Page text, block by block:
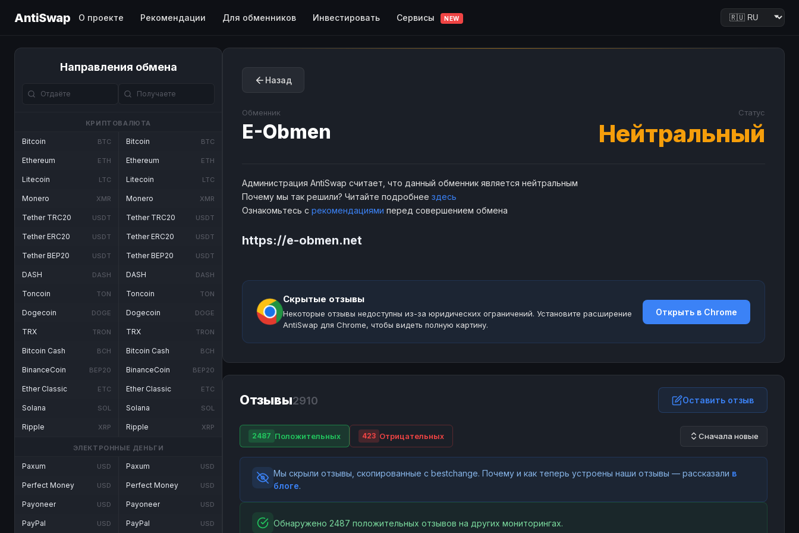
AntiSwap О проекте Рекомендации Для обменников Инвестировать Сервисы NEW
Направления обмена
КРИПТОВАЛЮТА
Bitcoin BTC
Ethereum ETH
Litecoin LTC
Monero XMR
Tether TRC20 USDT
Tether ERC20 USDT
Tether BEP20 USDT
DASH DASH
Toncoin TON
Dogecoin DOGE
TRX TRON
Bitcoin Cash BCH
BinanceCoin BEP20
Ether Classic ETC
Solana SOL
Ripple XRP
Bitcoin BTC
Ethereum ETH
Litecoin LTC
Monero XMR
Tether TRC20 USDT
Tether ERC20 USDT
Tether BEP20 USDT
DASH DASH
Toncoin TON
Dogecoin DOGE
TRX TRON
Bitcoin Cash BCH
BinanceCoin BEP20
Ether Classic ETC
Solana SOL
Ripple XRP
ЭЛЕКТРОННЫЕ ДЕНЬГИ
Paxum USD
Perfect Money USD
Payoneer USD
PayPal USD
Paxum USD
Perfect Money USD
Payoneer USD
PayPal USD
Назад
Обменник
E-Obmen
Статус
Нейтральный
Администрация AntiSwap считает, что данный обменник является нейтральным
Почему мы так решили? Читайте подробнее здесь
Ознакомьтесь с рекомендациями перед совершением обмена
https://e-obmen.net
Скрытые отзывы
Некоторые отзывы недоступны из-за юридических ограничений. Установите расширение
AntiSwap для Chrome, чтобы видеть полную картину.
Открыть в Chrome
Отзывы2910 Оставить отзыв
2487 Положительных 423 Отрицательных Сначала новые
Мы скрыли отзывы, скопированные с bestchange. Почему и как теперь устроены наши отзывы — рассказали в
блоге.
Обнаружено 2487 положительных отзывов на других мониторингах.